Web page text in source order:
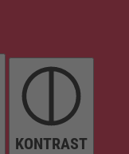
KONTRAST